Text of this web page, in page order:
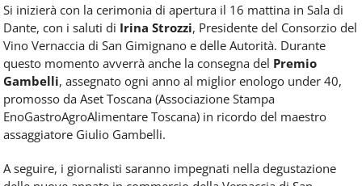
Si inizierà con la cerimonia di apertura il 16 mattina in Sala di
Dante, con i saluti di Irina Strozzi, Presidente del Consorzio del
Vino Vernaccia di San Gimignano e delle Autorità. Durante
questo momento avverrà anche la consegna del Premio
Gambelli, assegnato ogni anno al miglior enologo under 40,
promosso da Aset Toscana (Associazione Stampa
EnoGastroAgroAlimentare Toscana) in ricordo del maestro
assaggiatore Giulio Gambelli.
A seguire, i giornalisti saranno impegnati nella degustazione